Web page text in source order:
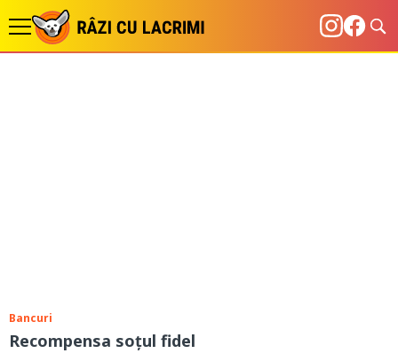
Bancuri
Recompensa soțul fidel